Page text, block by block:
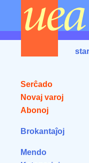
Serĉado
Novaj varoj
Abonoj
Brokantaĵoj
Mendo